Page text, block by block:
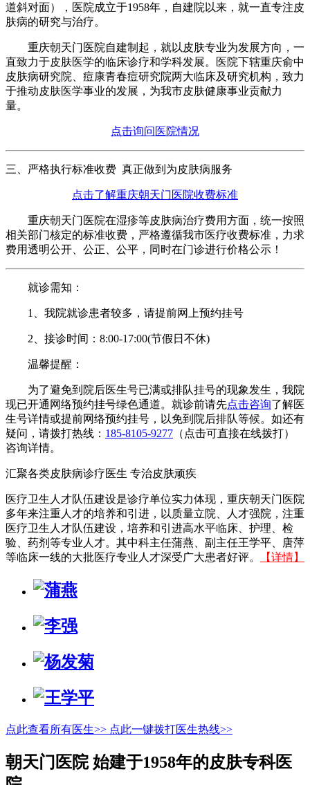
道斜对面），医院成立于1958年，自建院以来，就一直专注皮
肤病的研究与治疗。
重庆朝天门医院自建制起，就以皮肤专业为发展方向，一
直致力于皮肤医学的临床诊疗和学科发展。医院下辖重庆俞中
皮肤病研究院、痘康青春痘研究院两大临床及研究机构，致力
于推动皮肤医学事业的发展，为我市皮肤健康事业贡献力
量。
点击询问医院情况
三、严格执行标准收费 真正做到为皮肤病服务
点击了解重庆朝天门医院收费标准
重庆朝天门医院在湿疹等皮肤病治疗费用方面，统一按照
相关部门核定的标准收费，严格遵循我市医疗收费标准，力求
费用透明公开、公正、公平，同时在门诊进行价格公示！
就诊需知：
1、我院就诊患者较多，请提前网上预约挂号
2、接诊时间：8:00-17:00(节假日不休)
温馨提醒：
为了避免到院后医生号已满或排队挂号的现象发生，我院
现已开通网络预约挂号绿色通道。就诊前请先点击咨询了解医
生号详情或提前网络预约挂号，以免到院后排队等候。 如还有
疑问，请拨打热线： 185-8105-9277 （点击可直接在线拨打）
咨询详情。
汇聚各类皮肤病诊疗医生 专治皮肤顽疾
医疗卫生人才队伍建设是诊疗单位实力体现，重庆朝天门医院
多年来注重人才的培养和引进，以质量立院、人才强院，注重
医疗卫生人才队伍建设，培养和引进高水平临床、护理、检
验、药剂等专业人才。其中科主任蒲燕、副主任王学平、唐萍
等临床一线的大批医疗专业人才深受广大患者好评。
【详情】
点此查看所有医生>> 点此一键拨打医生热线>>
朝天门医院 始建于1958年的皮肤专科医